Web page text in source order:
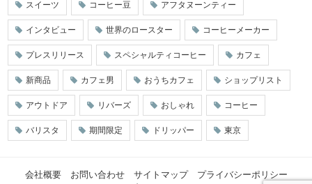
スイーツ コーヒー豆 アフタヌーンティー
インタビュー 世界のロースター コーヒーメーカー
プレスリリース スペシャルティコーヒー カフェ
新商品 カフェ男 おうちカフェ ショップリスト
アウトドア リバーズ おしゃれ コーヒー
バリスタ 期間限定 ドリッパー 東京
会社概要 お問い合わせ サイトマップ
プライバシーポリシー